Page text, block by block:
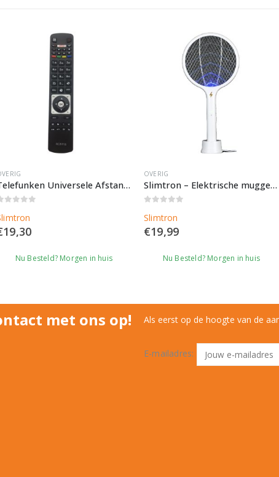
Telefunken Universele Afstandsbediening RC5118 – Slimtron Hit-V1
19,30
Nu Besteld? Morgen in huis
OVERIG
Slimtron – Elektrische muggenmepper met aantrekkingslicht
Slimtron
€19,99
Nu Besteld? Morgen in huis
met ons op! Als eerst op de hoogte van de
E-mailadres: